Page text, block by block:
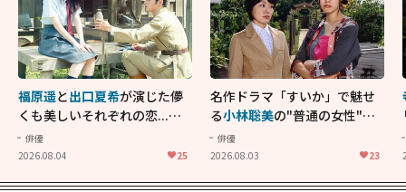
福原遥と出口夏希が演じた儚
くも美しいそれぞれの恋...生
きることの尊さを教えてくれ
た映画「あの花が咲く丘で、
俳優
2026.08.04
25
名作ドラマ「すいか」で魅せ
る小林聡美の"普通の女性"が
大人に刺さる...映画「かもめ
食堂」にも通じる静かな芝居
俳優
2026.08.03
23